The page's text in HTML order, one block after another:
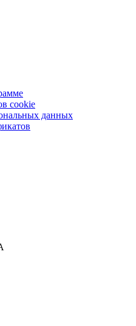
cookie
данных